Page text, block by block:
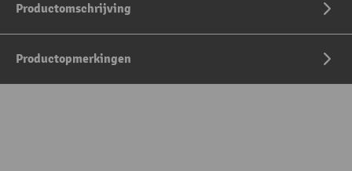
Productomschrijving
Productopmerkingen